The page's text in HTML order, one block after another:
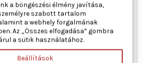
ABLAKEMELŐ JOBB ELSŐ FIAT
a böngészési élmény javítása,
szabott tartalom
a webhely forgalmának
Az „Összes elfogadása” gombra
a sütik használatához.
Beállítások